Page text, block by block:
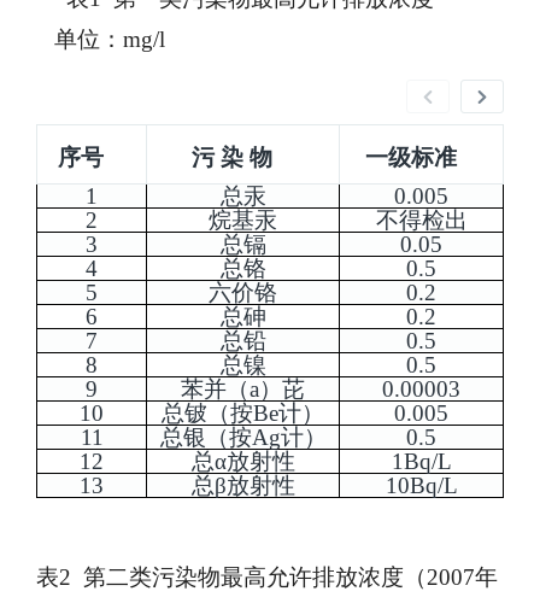
单位：mg/l
序号 污 染 物
一级标准
1
总汞
0.005
2
烷基汞
不得检出
3
总镉
0.05
4
总铬
0.5
5
六价铬
0.2
6
总砷
0.2
7
总铅
0.5
8
总镍
0.5
9
苯并（a）芘
0.00003
10
总铍（按Be计）
0.005
11
总银（按Ag计）
0.5
12
总α放射性
1Bq/L
13
总β放射性 10Bq/L
表2 第二类污染物最高允许排放浓度（2007年